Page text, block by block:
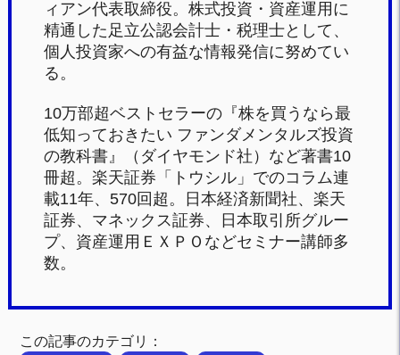
ィアン代表取締役。株式投資・資産運用に
精通した足立公認会計士・税理士として、
個人投資家への有益な情報発信に努めてい
る。
10万部超ベストセラーの『株を買うなら最
低知っておきたい ファンダメンタルズ投資
の教科書』（ダイヤモンド社）など著書10
冊超。楽天証券「トウシル」でのコラム連
載11年、570回超。日本経済新聞社、楽天
証券、マネックス証券、日本取引所グルー
プ、資産運用ＥＸＰＯなどセミナー講師多
数。
この記事のカテゴリ：